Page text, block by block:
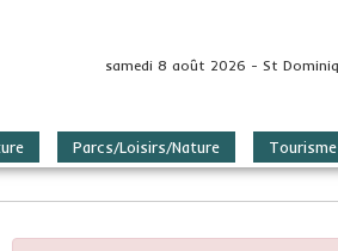
samedi 8 août 2026 - St
Parcs/Loisirs/Nature Tourisme